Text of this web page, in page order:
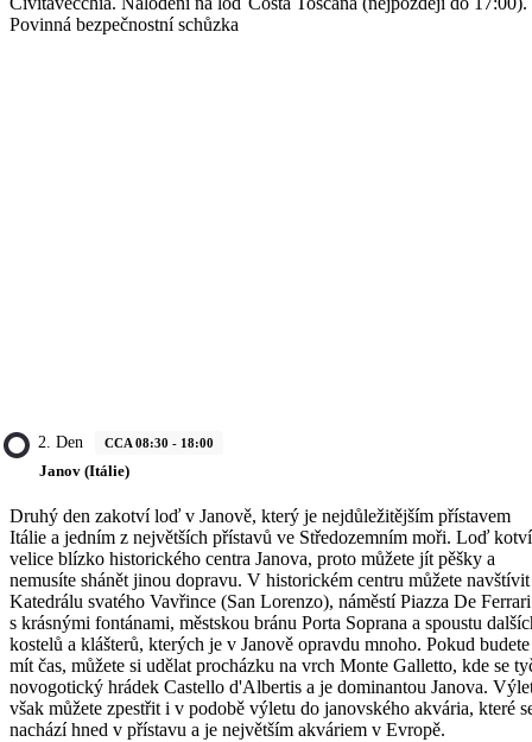
Povinná bezpečnostní schůzka
2. Den CCA 08:30 - 18:00
Janov (Itálie)
Druhý den zakotví loď v Janově, který je nejdůležitějším přístavem
Itálie a jedním z největších přístavů ve Středozemním moři. Loď kotví
velice blízko historického centra Janova, proto můžete jít pěšky a
nemusíte shánět jinou dopravu. V historickém centru můžete navštívit
Katedrálu svatého Vavřince (San Lorenzo), náměstí Piazza De Ferrari
s krásnými fontánami, městskou bránu Porta Soprana a spoustu
kostelů a klášterů, kterých je v Janově opravdu mnoho. Pokud budete
mít čas, můžete si udělat procházku na vrch Monte Galletto, kde se
novogotický hrádek Castello d'Albertis a je dominantou Janova.
však můžete zpestřit i v podobě výletu do janovského akvária, které
nachází hned v přístavu a je největším akváriem v Evropě.